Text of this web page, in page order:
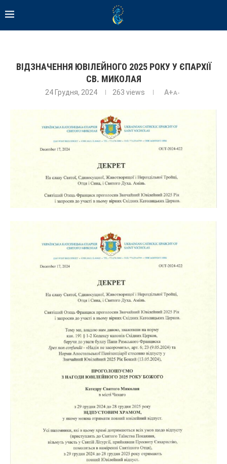
ВІДЗНАЧЕННЯ ЮВІЛЕЙНОГО 2025 РОКУ У ЄПАРХІЇ
СВ. МИКОЛАЯ
24 Грудня, 2024 263 views A+A-